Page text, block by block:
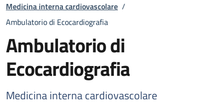
Medicina interna cardiovascolare /
Ambulatorio di Ecocardiografia
Ambulatorio di
Ecocardiografia
Medicina interna cardiovascolare